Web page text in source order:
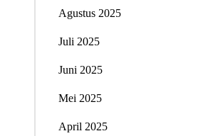
Agustus 2025
Juli 2025
Juni 2025
Mei 2025
April 2025